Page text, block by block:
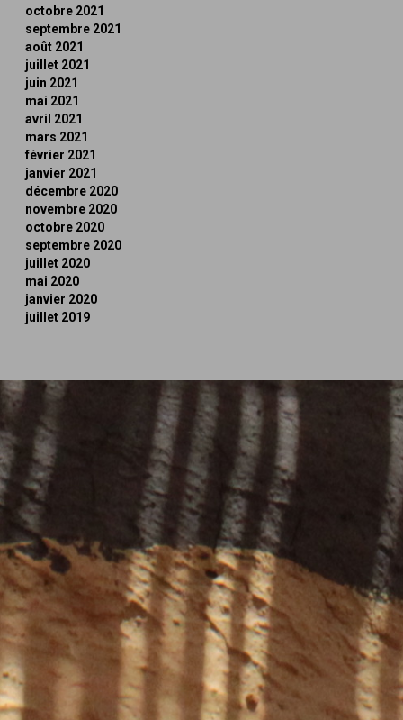
octobre 2021
septembre 2021
août 2021
juillet 2021
juin 2021
mai 2021
avril 2021
mars 2021
février 2021
janvier 2021
décembre 2020
novembre 2020
octobre 2020
septembre 2020
juillet 2020
mai 2020
janvier 2020
juillet 2019